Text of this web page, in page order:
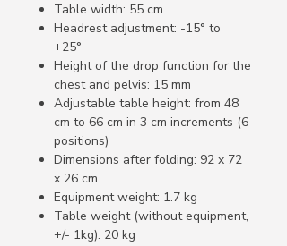
Table width: 55 cm
Headrest adjustment: -15° to
+25°
Height of the drop function for the
chest and pelvis: 15 mm
Adjustable table height: from 48
cm to 66 cm in 3 cm increments (6
positions)
Dimensions after folding: 92 x 72
x 26 cm
Equipment weight: 1.7 kg
Table weight (without equipment,
+/- 1kg): 20 kg